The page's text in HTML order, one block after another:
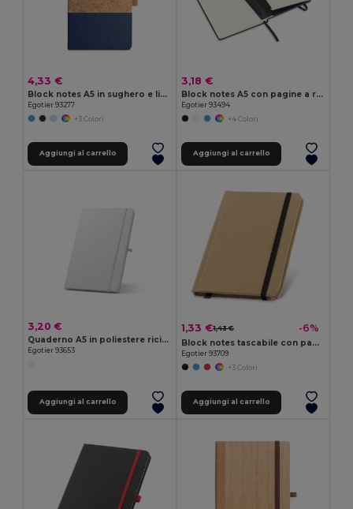
4,33 €
Block notes A5 in sughero e lino con pagine a righe
Egotier 93277
+3 Colori
Aggiungi al carrello
3,18 €
Block notes A5 con pagine a righe color avorio
Egotier 93494
+4 Colori
Aggiungi al carrello
3,20 €
Quaderno A5 in poliestere riciclato (100% rPET) 300D, ideale per la personalizzazione tramite sublimazione
Egotier 93653
Aggiungi al carrello
1,33 €1,43 € -6%
Block notes tascabile con pagine in carta semplice
Egotier 93709
+3 Colori
Aggiungi al carrello